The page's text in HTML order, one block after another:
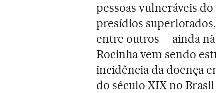
pessoas vulneráveis
presídios
entre outros— ainda
Rocinha vem sendo
incidência da doença
do século XIX no